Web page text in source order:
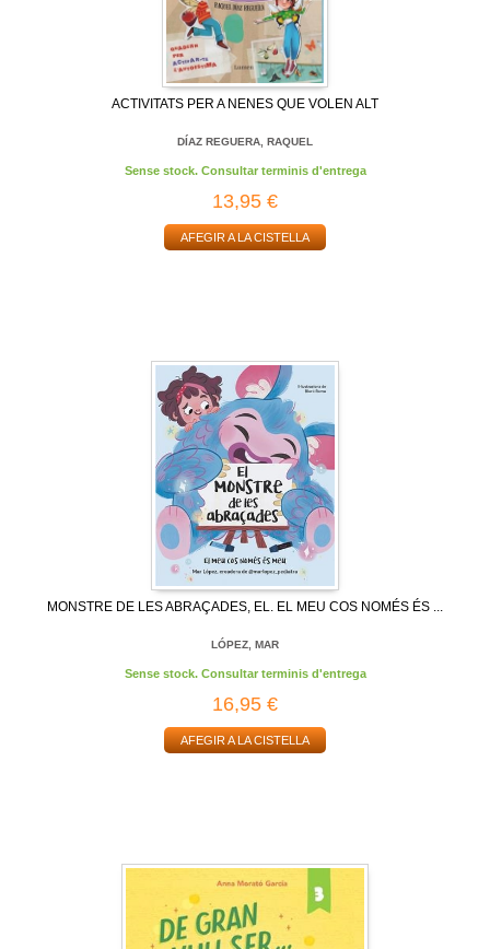
ACTIVITATS PER A NENES QUE VOLEN ALT
DÍAZ REGUERA, RAQUEL
Sense stock. Consultar terminis d'entrega
13,95 €
AFEGIR A LA CISTELLA
MONSTRE DE LES ABRAÇADES, EL. EL MEU COS NOMÉS ÉS ...
LÓPEZ, MAR
Sense stock. Consultar terminis d'entrega
16,95 €
AFEGIR A LA CISTELLA